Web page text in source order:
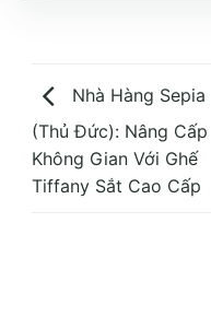
Nhà Hàng Sepia
(Thủ Đức): Nâng Cấp
Không Gian Với Ghế
Tiffany Sắt Cao Cấp